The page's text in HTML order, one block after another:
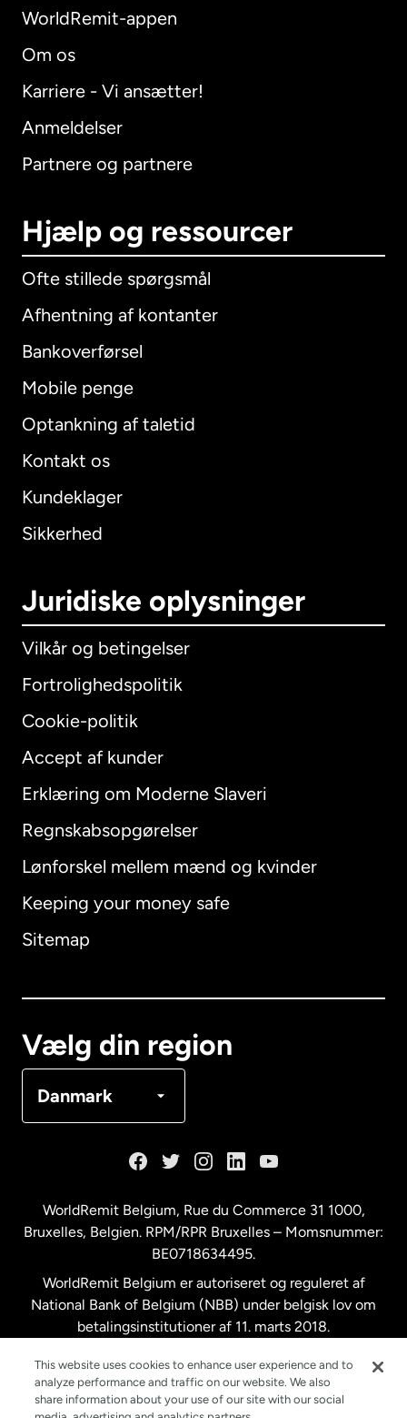
WorldRemit-appen
Om os
Karriere - Vi ansætter!
Anmeldelser
Partnere og partnere
Hjælp og ressourcer
Ofte stillede spørgsmål
Afhentning af kontanter
Bankoverførsel
Mobile penge
Optankning af taletid
Kontakt os
Kundeklager
Sikkerhed
Juridiske oplysninger
Vilkår og betingelser
Fortrolighedspolitik
Cookie-politik
Accept af kunder
Erklæring om Moderne Slaveri
Regnskabsopgørelser
Lønforskel mellem mænd og kvinder
Keeping your money safe
Sitemap
Vælg din region
Danmark
International English
Australien
Malaysia
New Zealand
Spanien
WorldRemit Belgium, Rue du Commerce 31 1000,
Bruxelles, Belgien. RPM/RPR Bruxelles – Momsnummer:
BE0718634495.
WorldRemit Belgium er autoriseret og reguleret af
National Bank of Belgium (NBB) under belgisk lov om
betalingsinstitutioner af 11. marts 2018.
This website uses cookies to enhance user experience and to
analyze performance and traffic on our website. We also
share information about your use of our site with our social